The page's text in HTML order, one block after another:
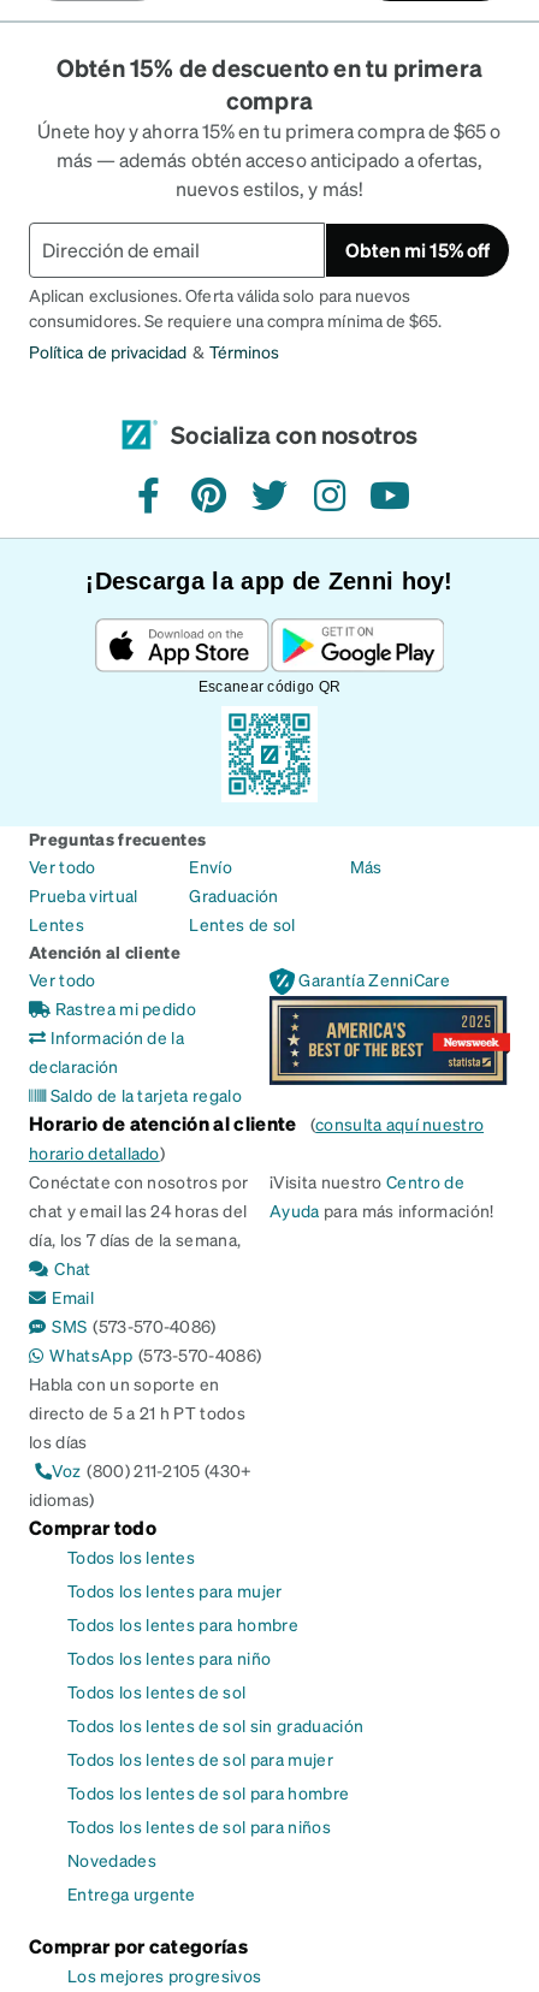
Obtén 15% de descuento en tu primera
compra
Únete hoy y ahorra 15% en tu primera compra de $65 o
más — además obtén acceso anticipado a ofertas,
nuevos estilos, y más!
Obten mi 15% off
Aplican exclusiones. Oferta válida solo para nuevos
consumidores. Se requiere una compra mínima de $65.
Política de privacidad & Términos
Socializa con nosotros
FacebookPinterestTwitterInstagramYouTube
¡Descarga la app de Zenni hoy!
Escanear código QR
Preguntas frecuentes
Ver todo
Prueba virtual
Lentes
Envío
Graduación
Lentes de sol
Más
Atención al cliente
Ver todo
Rastrea mi pedido
Información de la
declaración
Saldo de la tarjeta regalo
Garantía ZenniCare
Horario de atención al cliente (consulta aquí nuestro
horario detallado)
Conéctate con nosotros por
chat y email las 24 horas del
día, los 7 días de la semana,
Chat
Email
SMS (573-570-4086)
WhatsApp (573-570-4086)
Habla con un soporte en
directo de 5 a 21 h PT todos
los días
Voz (800) 211-2105 (430+
idiomas)
¡Visita nuestroCentro de
Ayuda para más información!
Comprar todo
Todos los lentes
Todos los lentes para mujer
Todos los lentes para hombre
Todos los lentes para niño
Todos los lentes de sol
Todos los lentes de sol sin graduación
Todos los lentes de sol para mujer
Todos los lentes de sol para hombre
Todos los lentes de sol para niños
Novedades
Entrega urgente
Comprar por categorías
Los mejores progresivos